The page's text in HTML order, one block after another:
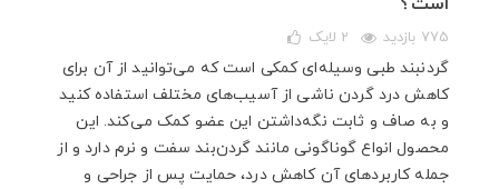
775 بازدید 2 لایک
گردنبند طبی وسیله‌ای کمکی است که می‌توانید از آن برای
کاهش درد گردن ناشی از آسیب‌های مختلف استفاده کنید
و به صاف و ثابت نگه‌داشتن این عضو کمک می‌کند. این
محصول انواع گوناگونی مانند گردن‌بند سفت و نرم دارد و از
جمله کاربردهای آن کاهش درد، حمایت پس از جراحی و